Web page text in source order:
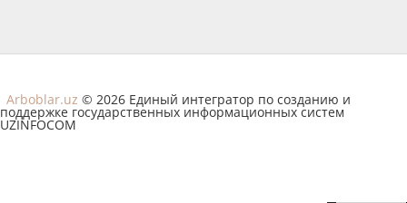
Arboblar.uz © 2026 Единый интегратор по созданию и
поддержке государственных информационных систем
UZINFOCOM